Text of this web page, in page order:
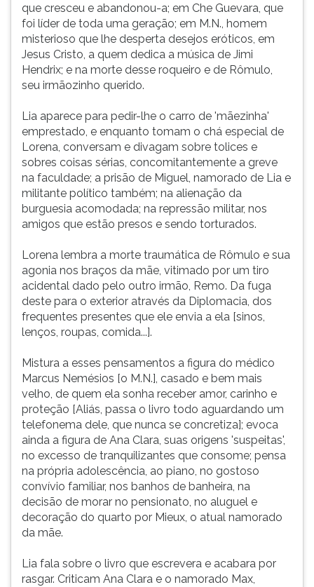
que cresceu e abandonou-a; em Che Guevara, que
foi líder de toda uma geração; em M.N., homem
misterioso que lhe desperta desejos eróticos, em
Jesus Cristo, a quem dedica a música de Jimi
Hendrix; e na morte desse roqueiro e de Rômulo,
seu irmãozinho querido.
Lia aparece para pedir-lhe o carro de 'mãezinha'
emprestado, e enquanto tomam o chá especial de
Lorena, conversam e divagam sobre tolices e
sobres coisas sérias, concomitantemente a greve
na faculdade; a prisão de Miguel, namorado de Lia e
militante político também; na alienação da
burguesia acomodada; na repressão militar, nos
amigos que estão presos e sendo torturados.
Lorena lembra a morte traumática de Rômulo e sua
agonia nos braços da mãe, vitimado por um tiro
acidental dado pelo outro irmão, Remo. Da fuga
deste para o exterior através da Diplomacia, dos
frequentes presentes que ele envia a ela [sinos,
lenços, roupas, comida...].
Mistura a esses pensamentos a figura do médico
Marcus Nemésios [o M.N.], casado e bem mais
velho, de quem ela sonha receber amor, carinho e
proteção [Aliás, passa o livro todo aguardando um
telefonema dele, que nunca se concretiza]; evoca
ainda a figura de Ana Clara, suas origens 'suspeitas',
no excesso de tranquilizantes que consome; pensa
na própria adolescência, ao piano, no gostoso
convívio familiar, nos banhos de banheira, na
decisão de morar no pensionato, no aluguel e
decoração do quarto por Mieux, o atual namorado
da mãe.
Lia fala sobre o livro que escrevera e acabara por
rasgar. Criticam Ana Clara e o namorado Max,